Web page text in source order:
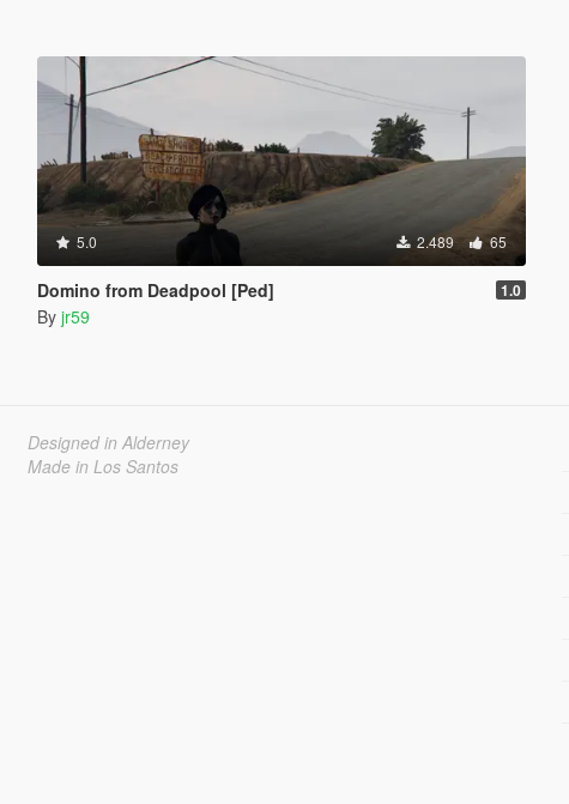
5.0 2.489 65
Domino from Deadpool [Ped] 1.0
By jr59
Designed in Alderney
Made in Los Santos